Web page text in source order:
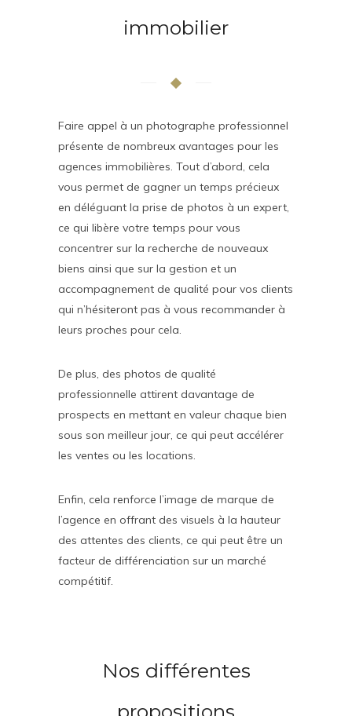
immobilier
Faire appel à un photographe professionnel
présente de nombreux avantages pour les
agences immobilières. Tout d’abord, cela
vous permet de gagner un temps précieux
en déléguant la prise de photos à un expert,
ce qui libère votre temps pour vous
concentrer sur la recherche de nouveaux
biens ainsi que sur la gestion et un
accompagnement de qualité pour vos clients
qui n’hésiteront pas à vous recommander à
leurs proches pour cela.
De plus, des photos de qualité
professionnelle attirent davantage de
prospects en mettant en valeur chaque bien
sous son meilleur jour, ce qui peut accélérer
les ventes ou les locations.
Enfin, cela renforce l’image de marque de
l’agence en offrant des visuels à la hauteur
des attentes des clients, ce qui peut être un
facteur de différenciation sur un marché
compétitif.
Nos différentes